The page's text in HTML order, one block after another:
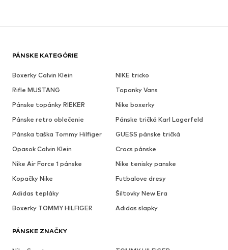
PÁNSKE KATEGÓRIE
Boxerky Calvin Klein
NIKE tricko
Rifle MUSTANG
Topanky Vans
Pánske topánky RIEKER
Nike boxerky
Pánske retro oblečenie
Pánske tričká Karl Lagerfeld
Pánska taška Tommy Hilfiger
GUESS pánske tričká
Opasok Calvin Klein
Crocs pánske
Nike Air Force 1 pánske
Nike tenisky panske
Kopačky Nike
Futbalove dresy
Adidas tepláky
Šiltovky New Era
Boxerky TOMMY HILFIGER
Adidas slapky
PÁNSKE ZNAČKY